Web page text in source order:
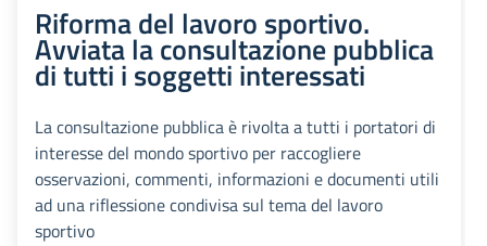
Riforma del lavoro sportivo.
Avviata la consultazione pubblica
di tutti i soggetti interessati
La consultazione pubblica è rivolta a tutti i portatori di
interesse del mondo sportivo per raccogliere
osservazioni, commenti, informazioni e documenti utili
ad una riflessione condivisa sul tema del lavoro
sportivo